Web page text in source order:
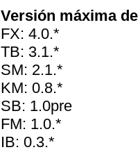
Versión máxima
FX: 4.0.*
TB: 3.1.*
SM: 2.1.*
KM: 0.8.*
SB: 1.0pre
FM: 1.0.*
IB: 0.3.*